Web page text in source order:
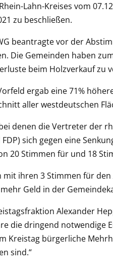
Lahn-Kreises vom
zu beschließen.
beantragte vor der
Die Gemeinden haben
beim Holzverkauf zu
ergab eine 71%
aller westdeutschen
denen die Vertreter der
sich gegen eine
20 Stimmen für und 18
ihren 3 Stimmen für
Geld in der
Alexander
die dringend notwendige
Kreistag bürgerliche
sind.“